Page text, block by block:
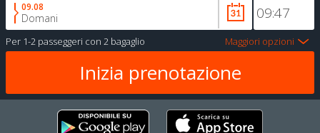
09.08
Domani
Per 1-2 passeggeri con 2 bagaglio Maggiori opzioni